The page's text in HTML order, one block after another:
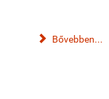
Bővebben...